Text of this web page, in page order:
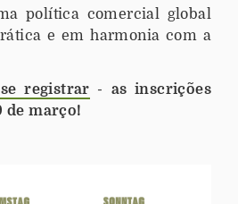
política comercial global
e em harmonia com a
registrar - as inscrições
de março!